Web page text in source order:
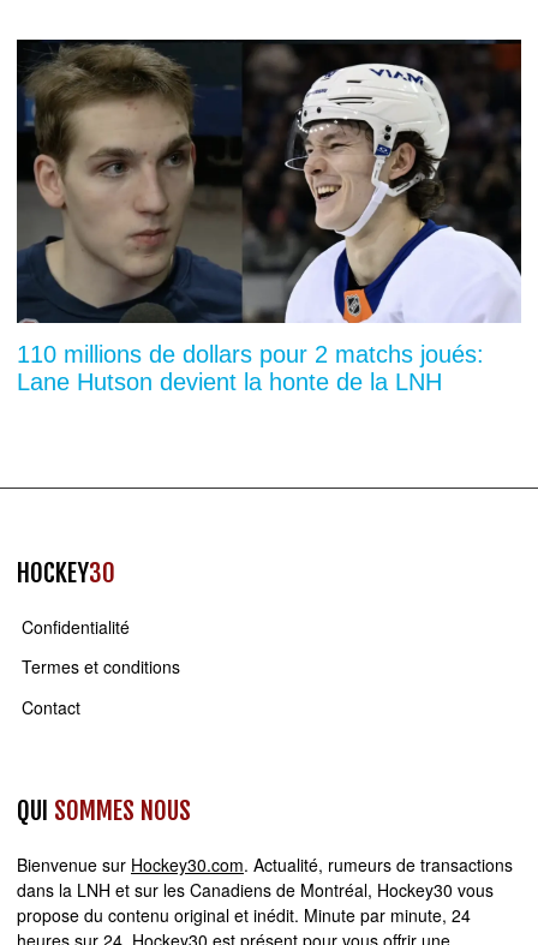
110 millions de dollars pour 2 matchs joués:
Lane Hutson devient la honte de la LNH
HOCKEY30
Confidentialité
Termes et conditions
Contact
QUI SOMMES NOUS
Bienvenue sur Hockey30.com. Actualité, rumeurs de transactions
dans la LNH et sur les Canadiens de Montréal, Hockey30 vous
propose du contenu original et inédit. Minute par minute, 24